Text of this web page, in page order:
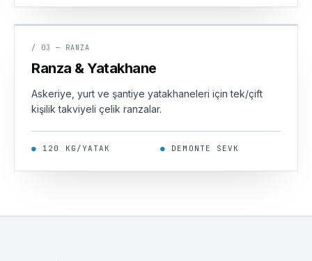
L — P
ÇİFT KAT · 120 KG
/ 03 — RANZA
Ranza & Yatakhane
Askeriye, yurt ve şantiye yatakhaneleri için tek/çift
kişilik takviyeli çelik ranzalar.
● 120 KG/YATAK ● DEMONTE SEVK